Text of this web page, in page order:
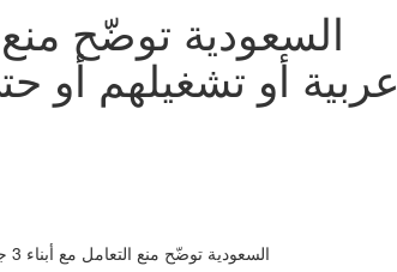
عربية أو تشغيلهم أو